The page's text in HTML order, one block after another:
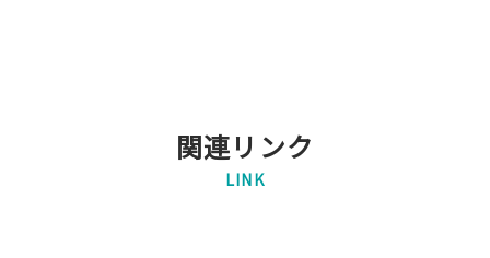
関連リンク
LINK